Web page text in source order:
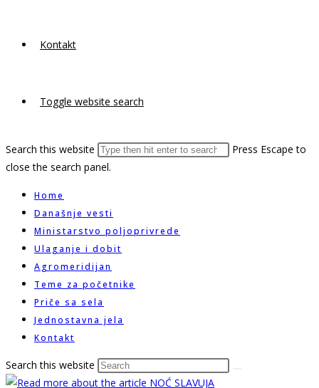
Kontakt
Toggle website search
Search this website
Press Escape to
close the search panel.
Home
Današnje vesti
Ministarstvo poljoprivrede
Ulaganje i dobit
Agromeridijan
Teme za početnike
Priče sa sela
Jednostavna jela
Kontakt
Search this website